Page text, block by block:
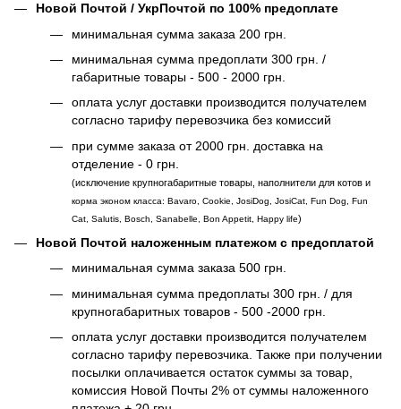
Новой Почтой / УкрПочтой по 100% предоплате
минимальная сумма заказа 200 грн.
минимальная сумма предоплати 300 грн. /
габаритные товары - 500 - 2000 грн.
оплата услуг доставки производится получателем
согласно тарифу перевозчика без комиссий
при сумме заказа от 2000 грн. доставка на
отделение - 0 грн.
(исключение крупногабаритные товары, наполнители для котов и
корма эконом класса: Bavaro, Cookie, JosiDog, JosiCat, Fun Dog, Fun
Cat, Salutis, Bosch, Sanabelle, Bon Appetit, Happy life)
Новой Почтой наложенным платежом с предоплатой
минимальная сумма заказа 500 грн.
минимальная сумма предоплаты 300 грн. / для
крупногабаритных товаров - 500 -2000 грн.
оплата услуг доставки производится получателем
согласно тарифу перевозчика. Также при получении
посылки оплачивается остаток суммы за товар,
комиссия Новой Почты 2% от суммы наложенного